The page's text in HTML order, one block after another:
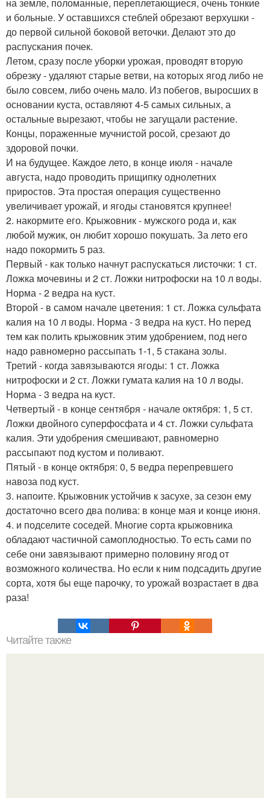
и больные. У оставшихся стеблей обрезают верхушки -
до первой сильной боковой веточки. Делают это до
распускания почек.
Летом, сразу после уборки урожая, проводят вторую
обрезку - удаляют старые ветви, на которых ягод либо не
было совсем, либо очень мало. Из побегов, выросших в
основании куста, оставляют 4-5 самых сильных, а
остальные вырезают, чтобы не загущали растение.
Концы, пораженные мучнистой росой, срезают до
здоровой почки.
И на будущее. Каждое лето, в конце июля - начале
августа, надо проводить прищипку однолетних
приростов. Эта простая операция существенно
увеличивает урожай, и ягоды становятся крупнее!
2. накормите его. Крыжовник - мужского рода и, как
любой мужик, он любит хорошо покушать. За лето его
надо покормить 5 раз.
Первый - как только начнут распускаться листочки: 1 ст.
Ложка мочевины и 2 ст. Ложки нитрофоски на 10 л воды.
Норма - 2 ведра на куст.
Второй - в самом начале цветения: 1 ст. Ложка сульфата
калия на 10 л воды. Норма - 3 ведра на куст. Но перед
тем как полить крыжовник этим удобрением, под него
надо равномерно рассыпать 1-1, 5 стакана золы.
Третий - когда завязываются ягоды: 1 ст. Ложка
нитрофоски и 2 ст. Ложки гумата калия на 10 л воды.
Норма - 3 ведра на куст.
Четвертый - в конце сентября - начале октября: 1, 5 ст.
Ложки двойного суперфосфата и 4 ст. Ложки сульфата
калия. Эти удобрения смешивают, равномерно
рассыпают под кустом и поливают.
Пятый - в конце октября: 0, 5 ведра перепревшего
навоза под куст.
3. напоите. Крыжовник устойчив к засухе, за сезон ему
достаточно всего два полива: в конце мая и конце июня.
4. и подселите соседей. Многие сорта крыжовника
обладают частичной самоплодностью. То есть сами по
себе они завязывают примерно половину ягод от
возможного количества. Но если к ним подсадить другие
сорта, хотя бы еще парочку, то урожай возрастает в два
раза!
Читайте также